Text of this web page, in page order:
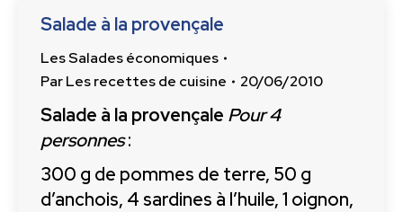
Salade à la provençale
Les Salades économiques
ParLes recettes de cuisine 20/06/2010
Salade à la provençale Pour 4
personnes:
300 g de pommes de terre, 50 g
d’anchois, 4 sardines à l’huile, 1 oignon,